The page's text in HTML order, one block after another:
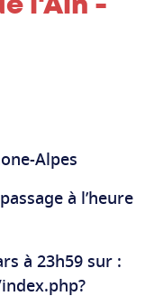
Alpes
à l’heure
à 23h59 sur :